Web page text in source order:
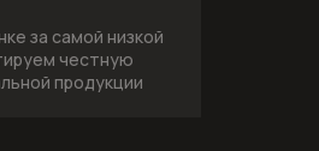
за самой низкой
честную
продукции